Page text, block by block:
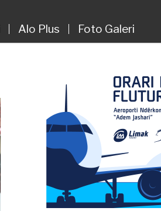
Alo Plus Foto Galeri